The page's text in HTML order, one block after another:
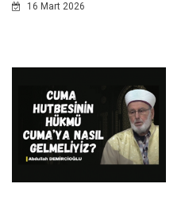
16 Mart 2026